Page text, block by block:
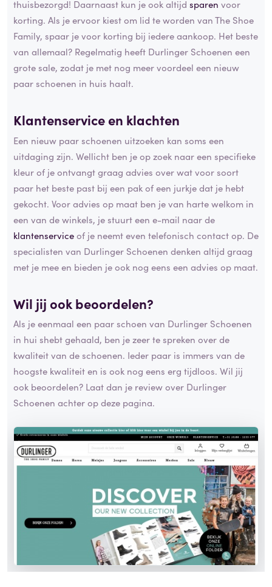
thuisbezorgd! Daarnaast kun je ook altijd sparen voor
korting. Als je ervoor kiest om lid te worden van The Shoe
Family, spaar je voor korting bij iedere aankoop. Het beste
van allemaal? Regelmatig heeft Durlinger Schoenen een
grote sale, zodat je met nog meer voordeel een nieuw
paar schoenen in huis haalt.
Klantenservice en klachten
Een nieuw paar schoenen uitzoeken kan soms een
uitdaging zijn. Wellicht ben je op zoek naar een specifieke
kleur of je ontvangt graag advies over wat voor soort
paar het beste past bij een pak of een jurkje dat je hebt
gekocht. Voor advies op maat ben je van harte welkom in
een van de winkels, je stuurt een e-mail naar de
klantenserviceof je neemt even telefonisch contact op. De
specialisten van Durlinger Schoenen denken altijd graag
met je mee en bieden je ook nog eens een advies op maat.
Wil jij ook beoordelen?
Als je eenmaal een paar schoen van Durlinger Schoenen
in hui shebt gehaald, ben je zeer te spreken over de
kwaliteit van de schoenen. Ieder paar is immers van de
hoogste kwaliteit en is ook nog eens erg tijdloos. Wil jij
ook beoordelen? Laat dan je review over Durlinger
Schoenen achter op deze pagina.